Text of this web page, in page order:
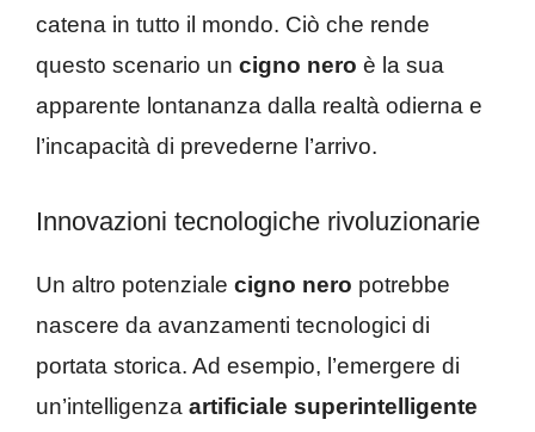
catena in tutto il mondo. Ciò che rende
questo scenario un cigno nero è la sua
apparente lontananza dalla realtà odierna e
l’incapacità di prevederne l’arrivo.
Innovazioni tecnologiche rivoluzionarie
Un altro potenziale cigno nero potrebbe
nascere da avanzamenti tecnologici di
portata storica. Ad esempio, l’emergere di
un’intelligenza artificiale superintelligente